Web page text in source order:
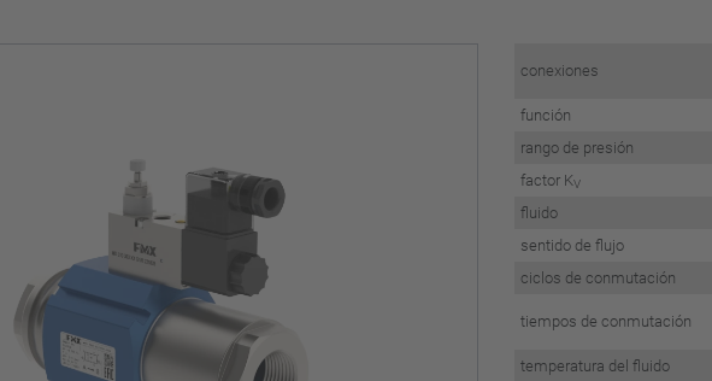
conexiones
función
rango de presión
factor KV
fluido
sentido de flujo
ciclos de conmutación
tiempos de conmutación
temperatura del fluido